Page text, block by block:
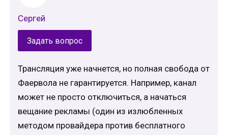
Сергей
Задать вопрос
Трансляция уже начнется, но полная свобода от
Фаервола не гарантируется. Например, канал
может не просто отключиться, а начаться
вещание рекламы (один из излюбленных
методом провайдера против бесплатного